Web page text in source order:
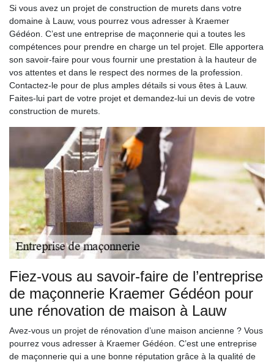
Si vous avez un projet de construction de murets dans votre
domaine à Lauw, vous pourrez vous adresser à Kraemer
Gédéon. C’est une entreprise de maçonnerie qui a toutes les
compétences pour prendre en charge un tel projet. Elle apportera
son savoir-faire pour vous fournir une prestation à la hauteur de
vos attentes et dans le respect des normes de la profession.
Contactez-le pour de plus amples détails si vous êtes à Lauw.
Faites-lui part de votre projet et demandez-lui un devis de votre
construction de murets.
Fiez-vous au savoir-faire de l’entreprise
de maçonnerie Kraemer Gédéon pour
une rénovation de maison à Lauw
Avez-vous un projet de rénovation d’une maison ancienne ? Vous
pourrez vous adresser à Kraemer Gédéon. C’est une entreprise
de maçonnerie qui a une bonne réputation grâce à la qualité de